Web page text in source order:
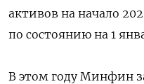
активов на начало
по состоянию на 1
В этом году Минфин